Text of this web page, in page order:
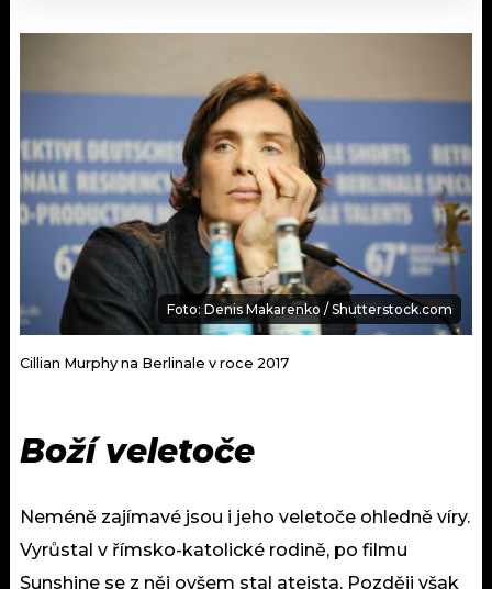
Foto: Denis Makarenko / Shutterstock.com
Cillian Murphy na Berlinale v roce 2017
Boží veletoče
Neméně zajímavé jsou i jeho veletoče ohledně víry.
Vyrůstal v římsko-katolické rodině, po filmu
Sunshine se z něj ovšem stal ateista. Později však